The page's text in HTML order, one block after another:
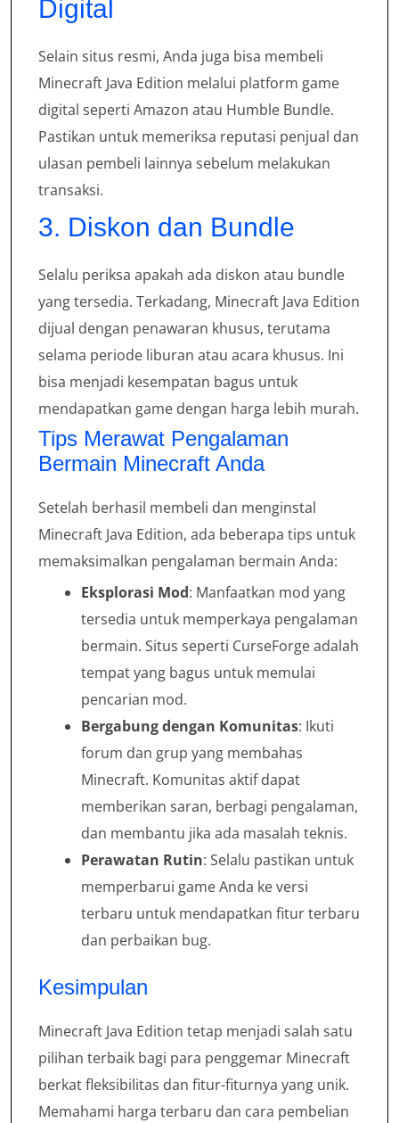
Digital
Selain situs resmi, Anda juga bisa membeli
Minecraft Java Edition melalui platform game
digital seperti Amazon atau Humble Bundle.
Pastikan untuk memeriksa reputasi penjual dan
ulasan pembeli lainnya sebelum melakukan
transaksi.
3. Diskon dan Bundle
Selalu periksa apakah ada diskon atau bundle
yang tersedia. Terkadang, Minecraft Java Edition
dijual dengan penawaran khusus, terutama
selama periode liburan atau acara khusus. Ini
bisa menjadi kesempatan bagus untuk
mendapatkan game dengan harga lebih murah.
Tips Merawat Pengalaman
Bermain Minecraft Anda
Setelah berhasil membeli dan menginstal
Minecraft Java Edition, ada beberapa tips untuk
memaksimalkan pengalaman bermain Anda:
Eksplorasi Mod: Manfaatkan mod yang
tersedia untuk memperkaya pengalaman
bermain. Situs seperti CurseForge adalah
tempat yang bagus untuk memulai
pencarian mod.
Bergabung dengan Komunitas: Ikuti
forum dan grup yang membahas
Minecraft. Komunitas aktif dapat
memberikan saran, berbagi pengalaman,
dan membantu jika ada masalah teknis.
Perawatan Rutin: Selalu pastikan untuk
memperbarui game Anda ke versi
terbaru untuk mendapatkan fitur terbaru
dan perbaikan bug.
Kesimpulan
Minecraft Java Edition tetap menjadi salah satu
pilihan terbaik bagi para penggemar Minecraft
berkat fleksibilitas dan fitur-fiturnya yang unik.
Memahami harga terbaru dan cara pembelian